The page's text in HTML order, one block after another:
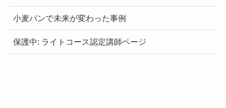
小麦パンで未来が変わった事例
保護中: ライトコース認定講師ページ